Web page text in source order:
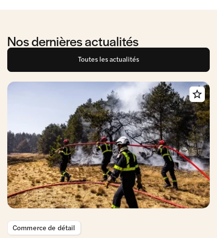
Nos dernières actualités
Toutes les actualités
Commerce de détail